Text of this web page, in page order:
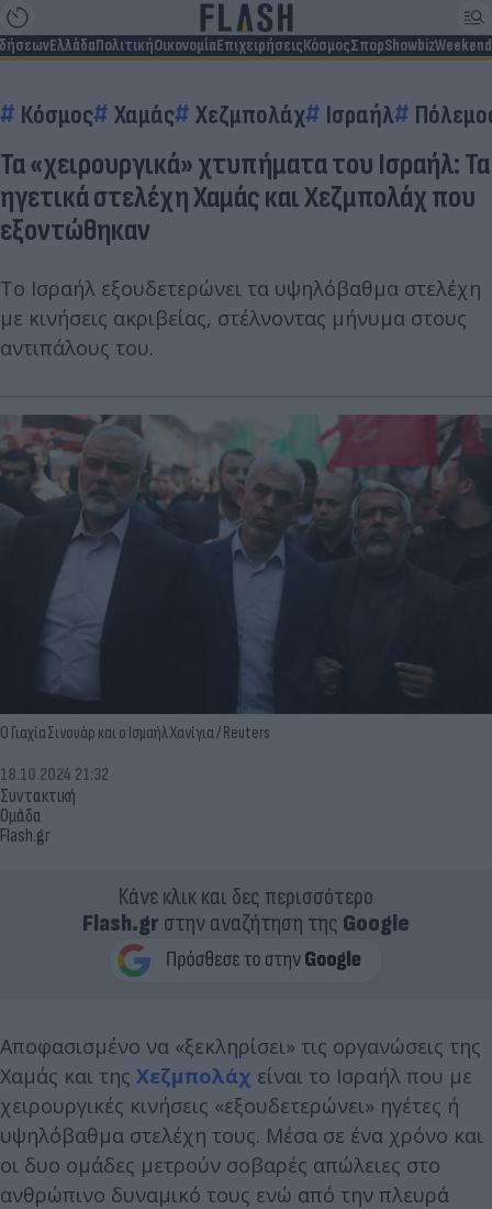
ΕλλάδαΠολιτικήΟικονομίαΕπιχειρήσειςΚόσμοςΣπορShowbizWeekend
Κόσμος Χαμάς Χεζμπολάχ Ισραήλ
Τα «χειρουργικά» χτυπήματα του Ισραήλ: Τα
ηγετικά στελέχη Χαμάς και Χεζμπολάχ που
εξοντώθηκαν
Το Ισραήλ εξουδετερώνει τα υψηλόβαθμα στελέχη
με κινήσεις ακριβείας, στέλνοντας μήνυμα στους
αντιπάλους του.
O Γιαχία Σινουάρ και ο Ισμαήλ Χανίγια / Reuters
Συντακτική
Ομάδα
Flash.gr
18.10.2024 21:32
Κάνε κλικ και δες περισσότερο
Flash.grστην αναζήτηση της Google
Αποφασισμένο να «ξεκληρίσει» τις οργανώσεις της
Χαμάς και της Χεζμπολάχ είναι το Ισραήλ που με
χειρουργικές κινήσεις «εξουδετερώνει» ηγέτες ή
υψηλόβαθμα στελέχη τους. Μέσα σε ένα χρόνο και
οι δυο ομάδες μετρούν σοβαρές απώλειες στο
ανθρώπινο δυναμικό τους ενώ από την πλευρά